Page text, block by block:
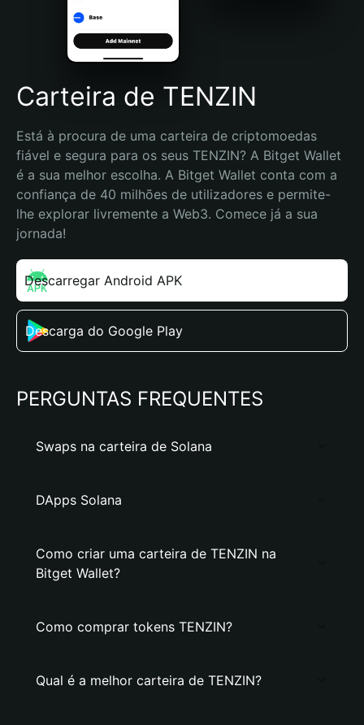
Português (Brasil)
Español (Argentina)
Carteira de TENZIN
Está à procura de uma carteira de criptomoedas
fiável e segura para os seus TENZIN? A Bitget Wallet
é a sua melhor escolha. A Bitget Wallet conta com a
confiança de 40 milhões de utilizadores e permite-
lhe explorar livremente a Web3. Comece já a sua
jornada!
Descarregar Android APK
Descarga do Google Play
PERGUNTAS FREQUENTES
Swaps na carteira de Solana
DApps Solana
Como criar uma carteira de TENZIN na
Bitget Wallet?
Como comprar tokens TENZIN?
Qual é a melhor carteira de TENZIN?